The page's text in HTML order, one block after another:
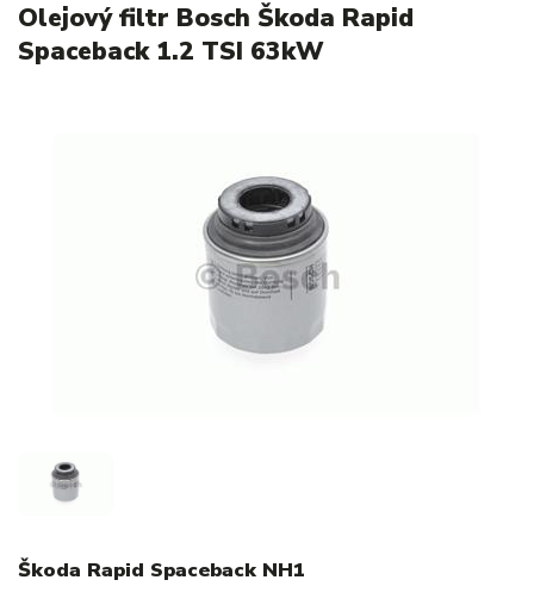
Olejový filtr Bosch Škoda Rapid
Spaceback 1.2 TSI 63kW
Škoda Rapid Spaceback NH1